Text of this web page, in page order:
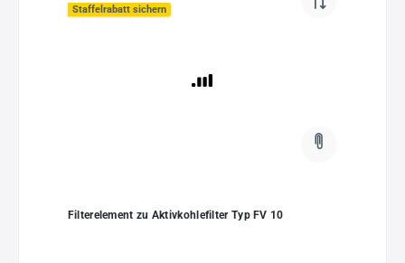
Staffelrabatt sichern
Filterelement zu Aktivkohlefilter Typ FV 10